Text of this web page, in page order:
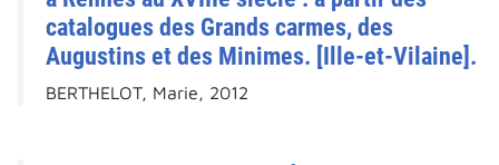
catalogues des Grands carmes, des
Augustins et des Minimes. [Ille-et-Vilaine].
BERTHELOT, Marie, 2012